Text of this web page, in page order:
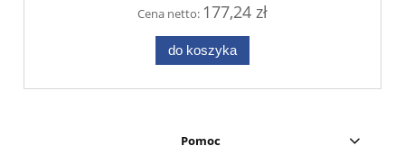
Cena netto: 177,24 zł
do koszyka
Pomoc